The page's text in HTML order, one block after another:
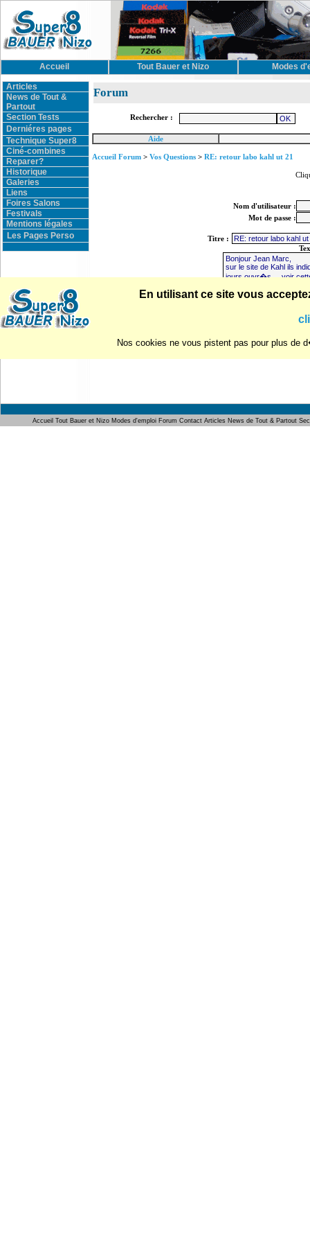
Accueil Tout Bauer et Nizo Modes
Articles
News de Tout &
Partout
Section Tests
Derniéres pages
Technique Super8
Ciné-combines
Reparer?
Historique
Galeries
Liens
Foires Salons
Festivals
Mentions légales
Les Pages Perso
Forum
Rechercher :
Aide
Accueil Forum > Vos Questions > RE: retour labo kahl ut 21
Nom d'utilisateur :
Mot de passe :
Titre :
Accueil Tout Bauer et Nizo Modes d'emploi Forum Contact Articles News de Tout & Partout
En utilisant ce site vous
Nos cookies ne vous pistent pas pour plus